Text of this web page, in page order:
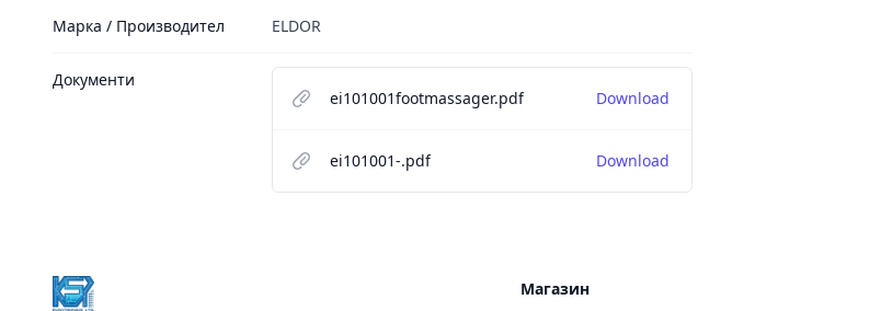
Марка / Производител ELDOR
Документи
ei101001footmassager.pdf
Download
ei101001-.pdf Download
Магазин